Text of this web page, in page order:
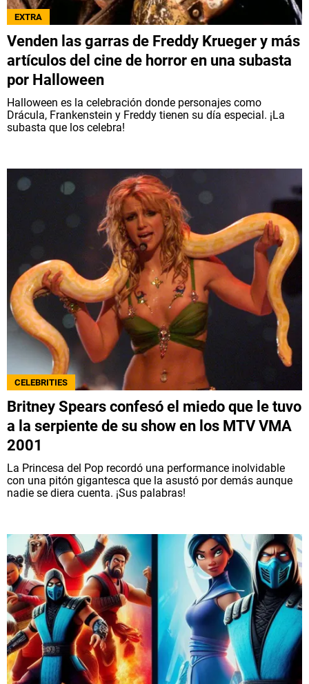
EXTRA
Venden las garras de Freddy Krueger y más
artículos del cine de horror en una subasta
por Halloween
Halloween es la celebración donde personajes como
Drácula, Frankenstein y Freddy tienen su día especial. ¡La
subasta que los celebra!
CELEBRITIES
Britney Spears confesó el miedo que le tuvo
a la serpiente de su show en los MTV VMA
2001
La Princesa del Pop recordó una performance inolvidable
con una pitón gigantesca que la asustó por demás aunque
nadie se diera cuenta. ¡Sus palabras!